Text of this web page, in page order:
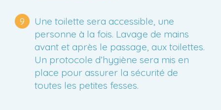
Une toilette sera accessible, une
personne à la fois. Lavage de mains
avant et après le passage, aux toilettes.
Un protocole d’hygiène sera mis en
place pour assurer la sécurité de
toutes les petites fesses.